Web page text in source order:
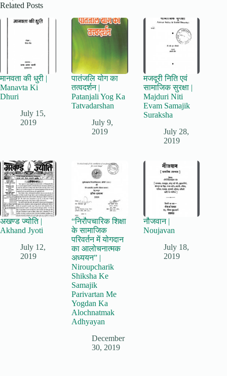
Related Posts
मानवता की धुरी |
Manavta Ki
Dhuri
July 15,
2019
पातंजलि योग का
तत्वदर्शन |
Patanjali Yog Ka
Tatvadarshan
July 9,
2019
मजदूरी निति एवं
सामाजिक सुरक्षा |
Majduri Niti
Evam Samajik
Suraksha
July 28,
2019
अखण्ड ज्योति |
Akhand Jyoti
July 12,
2019
“निरौपचारिक शिक्षा
के सामाजिक
परिवर्तन में योगदान
का आलोचनात्मक
अध्ययन” |
Niroupcharik
Shiksha Ke
Samajik
Parivartan Me
Yogdan Ka
Alochnatmak
Adhyayan
December
30, 2019
नौजवान |
Noujavan
July 18,
2019